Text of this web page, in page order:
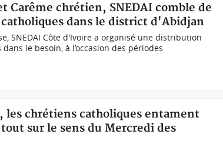
Carême chrétien, SNEDAI comble de
dans le district d'Abidjan
SNEDAI Côte d'Ivoire a organisé une distribution
le besoin, à l’occasion des périodes
les chrétiens catholiques entament
sur le sens du Mercredi des